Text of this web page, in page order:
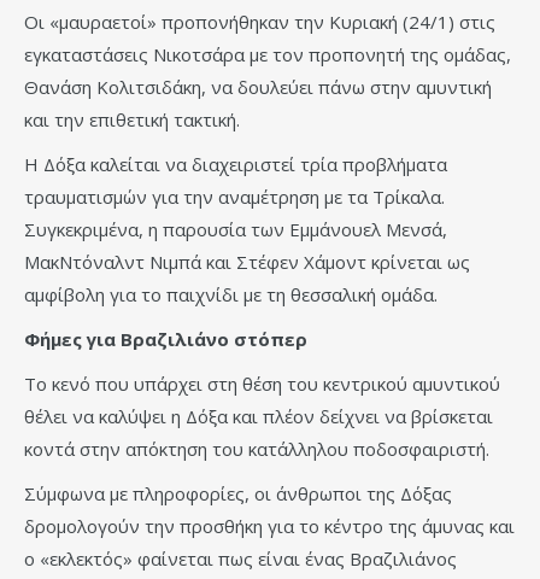
Οι «μαυραετοί» προπονήθηκαν την Κυριακή (24/1) στις
εγκαταστάσεις Νικοτσάρα με τον προπονητή της ομάδας,
Θανάση Κολιτσιδάκη, να δουλεύει πάνω στην αμυντική
και την επιθετική τακτική.
Η Δόξα καλείται να διαχειριστεί τρία προβλήματα
τραυματισμών για την αναμέτρηση με τα Τρίκαλα.
Συγκεκριμένα, η παρουσία των Εμμάνουελ Μενσά,
ΜακΝτόναλντ Νιμπά και Στέφεν Χάμοντ κρίνεται ως
αμφίβολη για το παιχνίδι με τη θεσσαλική ομάδα.
Φήμες για Βραζιλιάνο στόπερ
Το κενό που υπάρχει στη θέση του κεντρικού αμυντικού
θέλει να καλύψει η Δόξα και πλέον δείχνει να βρίσκεται
κοντά στην απόκτηση του κατάλληλου ποδοσφαιριστή.
Σύμφωνα με πληροφορίες, οι άνθρωποι της Δόξας
δρομολογούν την προσθήκη για το κέντρο της άμυνας και
ο «εκλεκτός» φαίνεται πως είναι ένας Βραζιλιάνος